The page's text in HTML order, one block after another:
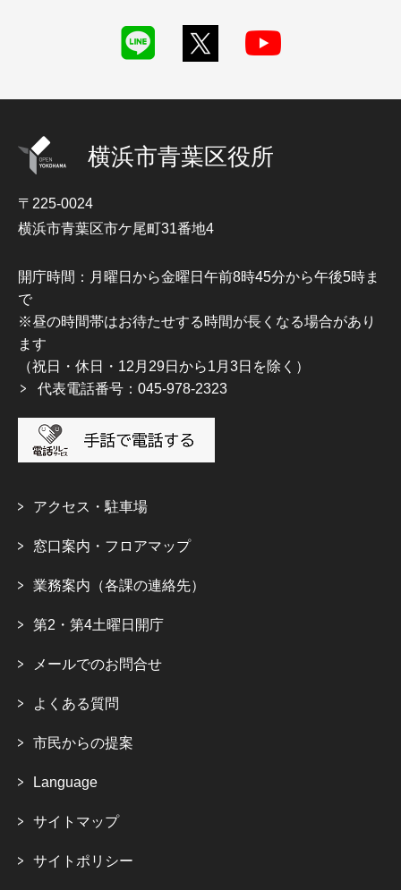
横浜市青葉区役所
〒225-0024
横浜市青葉区市ケ尾町31番地4
開庁時間：月曜日から金曜日午前8時45分から午後5時ま
で
※昼の時間帯はお待たせする時間が長くなる場合があり
ます
（祝日・休日・12月29日から1月3日を除く）
代表電話番号：045-978-2323
アクセス・駐車場
窓口案内・フロアマップ
業務案内（各課の連絡先）
第2・第4土曜日開庁
メールでのお問合せ
よくある質問
市民からの提案
Language
サイトマップ
サイトポリシー